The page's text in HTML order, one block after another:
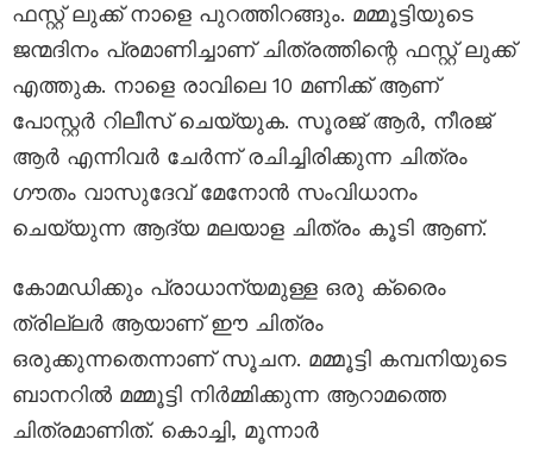
ഫസ്റ്റ് ലുക്ക് നാളെ പുറത്തിറങ്ങും. മമ്മൂട്ടിയുടെ
ജന്മദിനം പ്രമാണിച്ചാണ് ചിത്രത്തിന്റെ ഫസ്റ്റ് ലുക്ക്
എത്തുക. നാളെ രാവിലെ 10 മണിക്ക് ആണ്
പോസ്റ്റർ റിലീസ് ചെയ്യുക. സൂരജ് ആർ, നീരജ്
ആർ എന്നിവർ ചേർന്ന് രചിച്ചിരിക്കുന്ന ചിത്രം
ഗൗതം വാസുദേവ് മേനോൻ സംവിധാനം
ചെയ്യുന്ന ആദ്യ മലയാള ചിത്രം കൂടി ആണ്.
കോമഡിക്കും പ്രാധാന്യമുള്ള ഒരു ക്രൈം
ത്രില്ലർ ആയാണ് ഈ ചിത്രം
ഒരുക്കുന്നതെന്നാണ് സൂചന. മമ്മൂട്ടി കമ്പനിയുടെ
ബാനറിൽ മമ്മൂട്ടി നിർമ്മിക്കുന്ന ആറാമത്തെ
ചിത്രമാണിത്. കൊച്ചി, മൂന്നാർ